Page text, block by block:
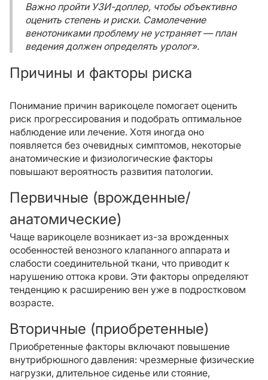
Важно пройти УЗИ-доплер, чтобы объективно
оценить степень и риски. Самолечение
венотониками проблему не устраняет — план
ведения должен определять уролог».
Причины и факторы риска
Понимание причин варикоцеле помогает оценить
риск прогрессирования и подобрать оптимальное
наблюдение или лечение. Хотя иногда оно
появляется без очевидных симптомов, некоторые
анатомические и физиологические факторы
повышают вероятность развития патологии.
Первичные (врожденные/
анатомические)
Чаще варикоцеле возникает из-за врожденных
особенностей венозного клапанного аппарата и
слабости соединительной ткани, что приводит к
нарушению оттока крови. Эти факторы определяют
тенденцию к расширению вен уже в подростковом
возрасте.
Вторичные (приобретенные)
Приобретенные факторы включают повышение
внутрибрюшного давления: чрезмерные физические
нагрузки, длительное сиденье или стояние,